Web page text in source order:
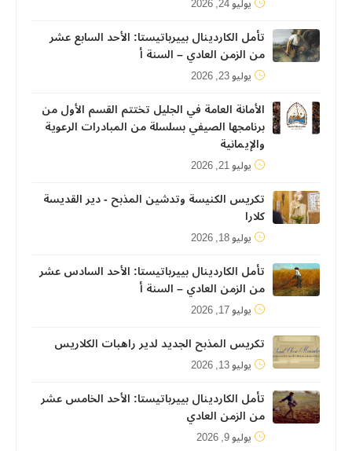
تأمل الكاردينال بييرباتيستا: الأحد السابع عشر
من الزمن العادي – السنة أ
يوليو 23, 2026
الأمانة العامة في الجليل تختتم القسم الأول من
برنامجها الصيفي بسلسلة من المبادرات الرعوية
والإيمانية
يوليو 21, 2026
تكريس الكنيسة وتدشين المذبح - دير القديسة
كلارا
يوليو 18, 2026
تأمل الكاردينال بييرباتيستا: الأحد السادس عشر
من الزمن العادي – السنة أ
يوليو 17, 2026
تكريس المذبح الجديد لدير راهبات الكلاريس
يوليو 13, 2026
تأمل الكاردينال بييرباتيستا: الأحد الخامس عشر
من الزمن العادي
يوليو 9, 2026